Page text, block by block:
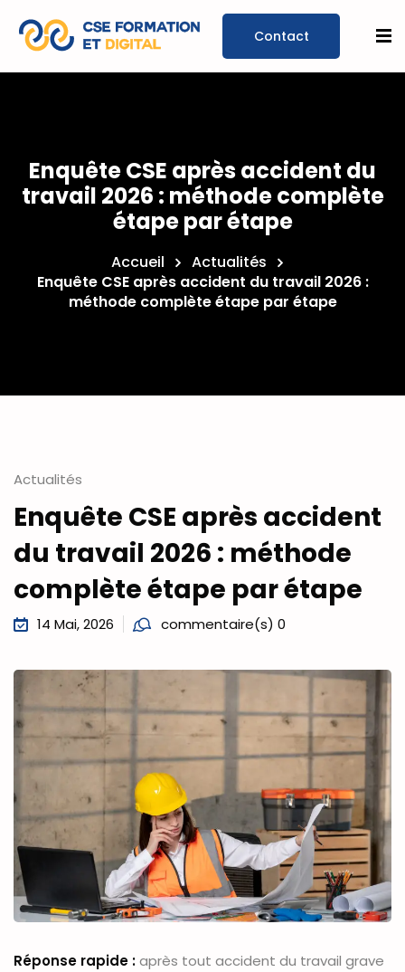
vous
Enquête CSE après accident du
travail 2026 : méthode complète
étape par étape
Accueil
Actualités
Enquête CSE après accident du travail 2026 :
méthode complète étape par étape
Actualités
Enquête CSE après accident
du travail 2026 : méthode
complète étape par étape
14 Mai, 2026 commentaire(s) 0
Réponse rapide :après tout accident du travail grave